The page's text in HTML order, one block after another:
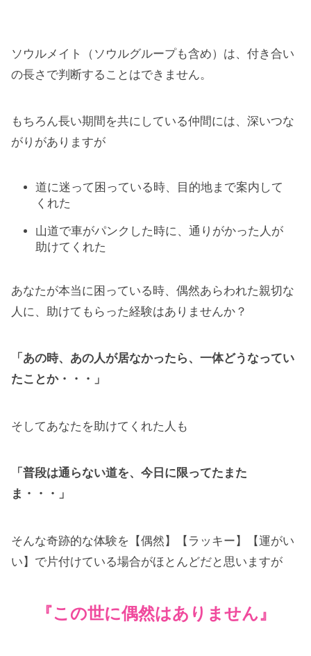
ソウルメイト（ソウルグループも含め）は、付き合い
の長さで判断することはできません。
もちろん長い期間を共にしている仲間には、深いつな
がりがありますが
道に迷って困っている時、目的地まで案内して
くれた
山道で車がパンクした時に、通りがかった人が
助けてくれた
あなたが本当に困っている時、偶然あらわれた親切な
人に、助けてもらった経験はありませんか？
「あの時、あの人が居なかったら、一体どうなってい
たことか・・・」
そしてあなたを助けてくれた人も
「普段は通らない道を、今日に限ってたまた
ま・・・」
そんな奇跡的な体験を【偶然】【ラッキー】【運がい
い】で片付けている場合がほとんどだと思いますが
『この世に偶然はありません』